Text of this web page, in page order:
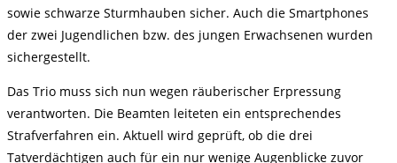
sowie schwarze Sturmhauben sicher. Auch die Smartphones
der zwei Jugendlichen bzw. des jungen Erwachsenen wurden
sichergestellt.
Das Trio muss sich nun wegen räuberischer Erpressung
verantworten. Die Beamten leiteten ein entsprechendes
Strafverfahren ein. Aktuell wird geprüft, ob die drei
Tatverdächtigen auch für ein nur wenige Augenblicke zuvor